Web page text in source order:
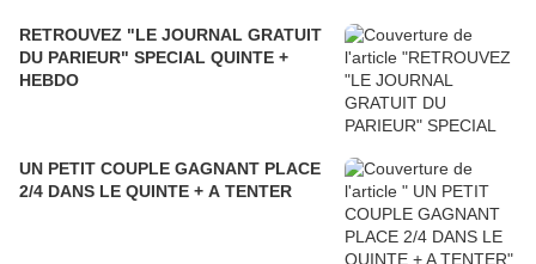
RETROUVEZ "LE JOURNAL GRATUIT
DU PARIEUR" SPECIAL QUINTE +
HEBDO
UN PETIT COUPLE GAGNANT PLACE
2/4 DANS LE QUINTE + A TENTER